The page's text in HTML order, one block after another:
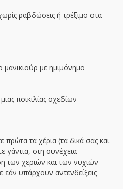
ραβδώσεις ή τρέξιμο στα
με ημιμόνημο
ποικιλίας σχεδίων
τα χέρια (τα δικά σας και
γάντια, στη συνέχεια
των χεριών και των νυχιών
εάν υπάρχουν αντενδείξεις